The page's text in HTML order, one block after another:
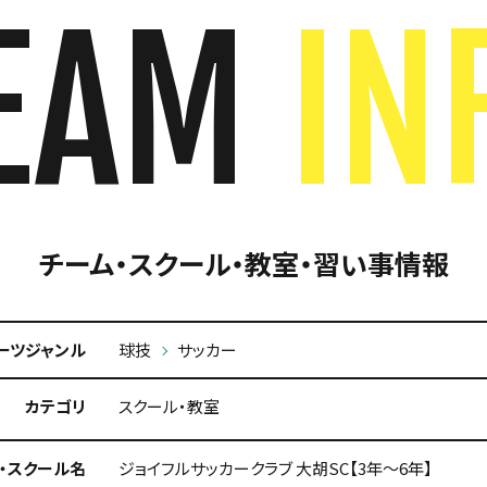
チーム・スクール・教室・習い事情報
ツジャンル 球技 サッカー
カテゴリ スクール・教室
スクール名 ジョイフルサッカークラブ 大胡SC【3年～6年】